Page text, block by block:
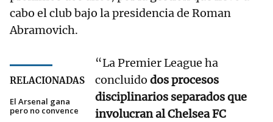
cabo el club bajo la presidencia de Roman
Abramovich.
RELACIONADAS
El Arsenal gana
pero no convence
“La Premier League ha
concluido dos procesos
disciplinarios separados que
involucran al Chelsea FC